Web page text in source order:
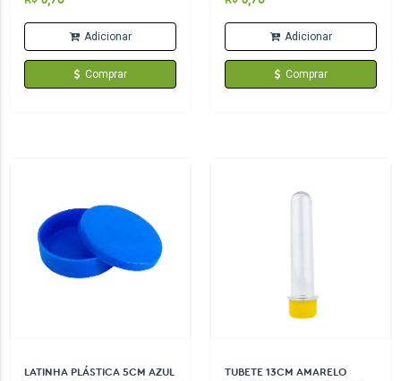
Adicionar
Comprar
Adicionar
Comprar
LATINHA PLÁSTICA 5CM AZUL
TUBETE 13CM AMARELO